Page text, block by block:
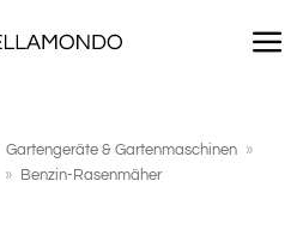
Gartengeräte & Gartenmaschinen »
» Benzin-Rasenmäher